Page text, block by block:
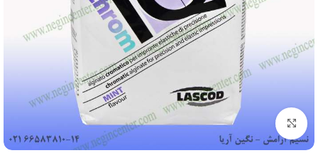
بزرگنمایی تصویر